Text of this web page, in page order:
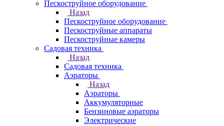
Пескоструйное оборудование
Назад
Пескоструйное оборудование
Пескоструйные аппараты
Пескоструйные камеры
Садовая техника
Назад
Садовая техника
Аэраторы
Назад
Аэраторы
Аккумуляторные
Бензиновые аэраторы
Электрические